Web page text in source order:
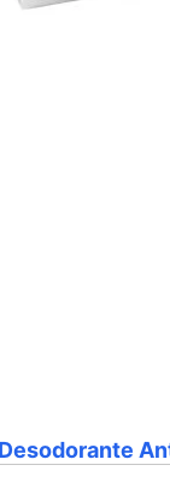
Desodorante